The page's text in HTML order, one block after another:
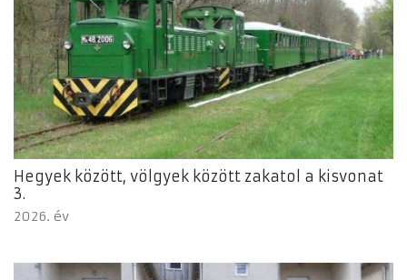
Hegyek között, völgyek között zakatol a kisvonat
3.
2026. év